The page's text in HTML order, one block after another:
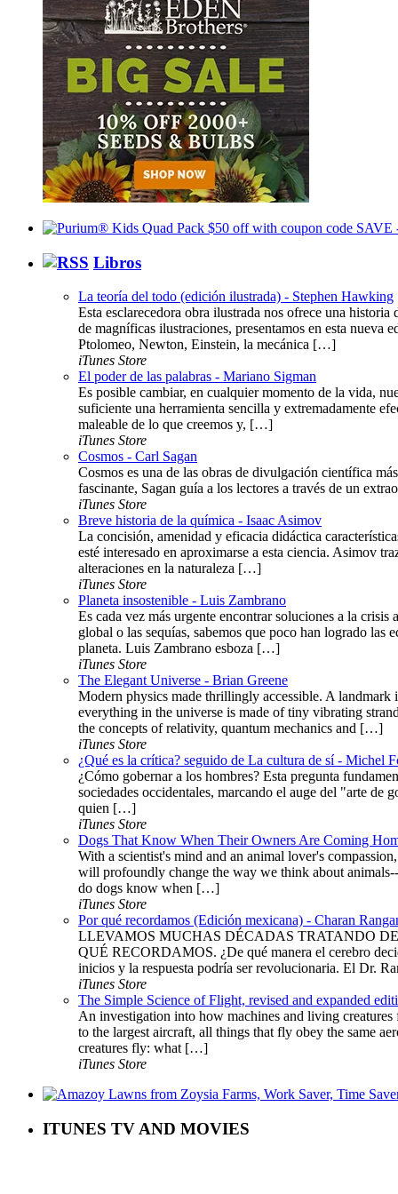
Libros
La teoría del todo (edición ilustrada) - Stephen Hawking
Esta esclarecedora obra ilustrada nos ofrece una
de magníficas ilustraciones, presentamos en esta
Ptolomeo, Newton, Einstein, la mecánica […]
iTunes Store
El poder de las palabras - Mariano Sigman
Es posible cambiar, en cualquier momento de la vida,
suficiente una herramienta sencilla y extremadamente
maleable de lo que creemos y, […]
iTunes Store
Cosmos - Carl Sagan
Cosmos es una de las obras de divulgación científica
fascinante, Sagan guía a los lectores a través de un
iTunes Store
Breve historia de la química - Isaac Asimov
La concisión, amenidad y eficacia didáctica
esté interesado en aproximarse a esta ciencia. Asimov
alteraciones en la naturaleza […]
iTunes Store
Planeta insostenible - Luis Zambrano
Es cada vez más urgente encontrar soluciones a la
global o las sequías, sabemos que poco han logrado
planeta. Luis Zambrano esboza […]
iTunes Store
The Elegant Universe - Brian Greene
Modern physics made thrillingly accessible. A
everything in the universe is made of tiny vibrating
the concepts of relativity, quantum mechanics and […]
iTunes Store
¿Qué es la crítica? seguido de La cultura de sí - Michel
¿Cómo gobernar a los hombres? Esta pregunta
sociedades occidentales, marcando el auge del "arte de
quien […]
iTunes Store
Dogs That Know When Their Owners Are Coming
With a scientist's mind and an animal lover's
will profoundly change the way we think about
do dogs know when […]
iTunes Store
Por qué recordamos (Edición mexicana) - Charan
LLEVAMOS MUCHAS DÉCADAS TRATANDO
QUÉ RECORDAMOS. ¿De qué manera el cerebro
inicios y la respuesta podría ser revolucionaria. El Dr.
iTunes Store
The Simple Science of Flight, revised and expanded
An investigation into how machines and living
to the largest aircraft, all things that fly obey the same
creatures fly: what […]
iTunes Store
ITUNES TV AND MOVIES